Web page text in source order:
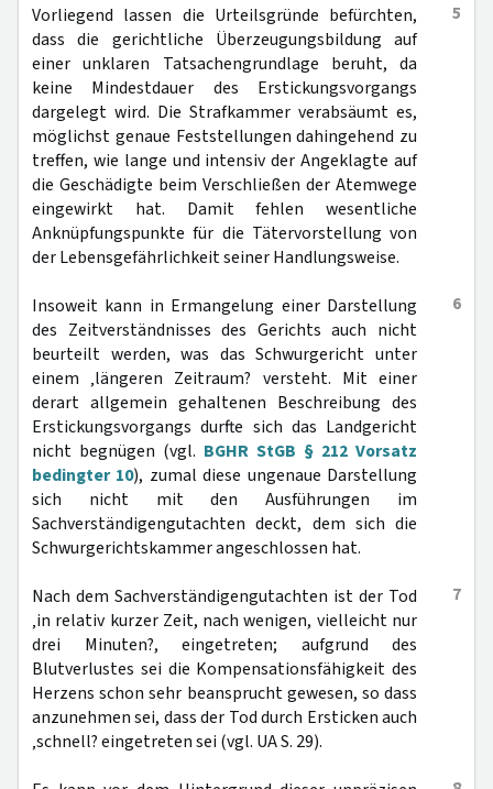
5
Vorliegend lassen die Urteilsgründe befürchten,
dass die gerichtliche Überzeugungsbildung auf
einer unklaren Tatsachengrundlage beruht, da
keine Mindestdauer des Erstickungsvorgangs
dargelegt wird. Die Strafkammer verabsäumt es,
möglichst genaue Feststellungen dahingehend zu
treffen, wie lange und intensiv der Angeklagte auf
die Geschädigte beim Verschließen der Atemwege
eingewirkt hat. Damit fehlen wesentliche
Anknüpfungspunkte für die Tätervorstellung von
der Lebensgefährlichkeit seiner Handlungsweise.
6
Insoweit kann in Ermangelung einer Darstellung
des Zeitverständnisses des Gerichts auch nicht
beurteilt werden, was das Schwurgericht unter
einem ‚längeren Zeitraum? versteht. Mit einer
derart allgemein gehaltenen Beschreibung des
Erstickungsvorgangs durfte sich das Landgericht
nicht begnügen (vgl. BGHR StGB § 212 Vorsatz
bedingter 10), zumal diese ungenaue Darstellung
sich nicht mit den Ausführungen im
Sachverständigengutachten deckt, dem sich die
Schwurgerichtskammer angeschlossen hat.
7
Nach dem Sachverständigengutachten ist der Tod
‚in relativ kurzer Zeit, nach wenigen, vielleicht nur
drei Minuten?, eingetreten; aufgrund des
Blutverlustes sei die Kompensationsfähigkeit des
Herzens schon sehr beansprucht gewesen, so dass
anzunehmen sei, dass der Tod durch Ersticken auch
‚schnell? eingetreten sei (vgl. UA S. 29).